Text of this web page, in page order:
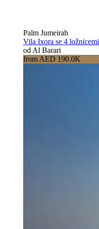
Palm Jumeirah
Vila Ixora se 4 ložnicemi
od Al Barari
from AED 190.0K